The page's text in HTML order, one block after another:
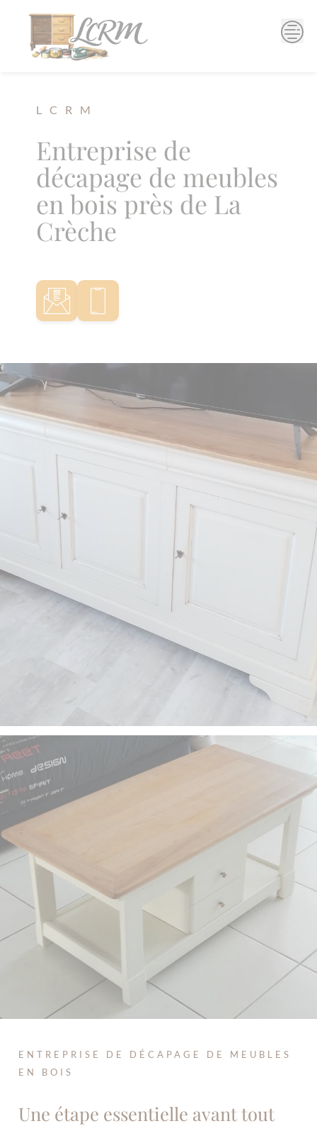
L C R M
Entreprise de
décapage de meubles
en bois près de La
Crèche
ENTREPRISE DE DÉCAPAGE DE MEUBLES
EN BOIS
Une étape essentielle avant tout